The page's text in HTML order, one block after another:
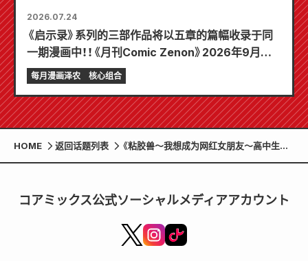
2026.07.24
《启示录》系列的三部作品将以五章的篇幅收录于同
一期漫画中！！《月刊Comic Zenon》2026年9月刊
将于7月24日发售！！
每月漫画泽农 核心组合
HOME 返回话题列表
《粘胶兽～我想成为网红女朋友～高中生宇
宙》ID大头贴发售中！ 7/12 起于 Zenon 店
コアミックス公式ソーシャルメディアアカウント